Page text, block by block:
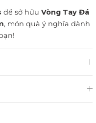
để sở hữu Vòng Tay Đá
, món quà ý nghĩa dành